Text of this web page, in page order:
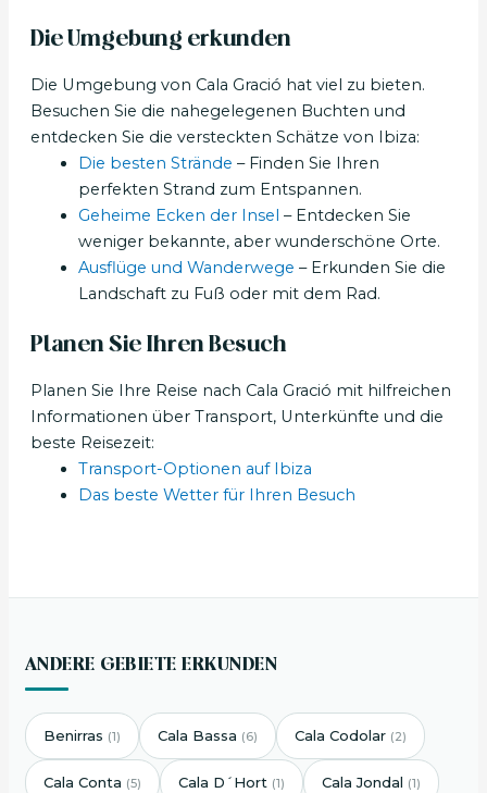
Die Umgebung erkunden
Die Umgebung von Cala Gració hat viel zu bieten.
Besuchen Sie die nahegelegenen Buchten und
entdecken Sie die versteckten Schätze von Ibiza:
Die besten Strände – Finden Sie Ihren
perfekten Strand zum Entspannen.
Geheime Ecken der Insel – Entdecken Sie
weniger bekannte, aber wunderschöne Orte.
Ausflüge und Wanderwege – Erkunden Sie die
Landschaft zu Fuß oder mit dem Rad.
Planen Sie Ihren Besuch
Planen Sie Ihre Reise nach Cala Gració mit hilfreichen
Informationen über Transport, Unterkünfte und die
beste Reisezeit:
Transport-Optionen auf Ibiza
Das beste Wetter für Ihren Besuch
ANDERE GEBIETE ERKUNDEN
Benirras (1) Cala Bassa (6) Cala Codolar (2)
Cala Conta (5) Cala D´Hort (1) Cala Jondal (1)